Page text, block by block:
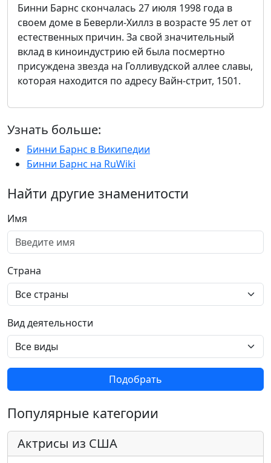
Бинни Барнс скончалась 27 июля 1998 года в
своем доме в Беверли-Хиллз в возрасте 95 лет от
естественных причин. За свой значительный
вклад в киноиндустрию ей была посмертно
присуждена звезда на Голливудской аллее славы,
которая находится по адресу Вайн-стрит, 1501.
Узнать больше:
Бинни Барнс в Википедии
Бинни Барнс на RuWiki
Найти другие знаменитости
Имя
Страна
Вид деятельности
Подобрать
Популярные категории
Актрисы из США